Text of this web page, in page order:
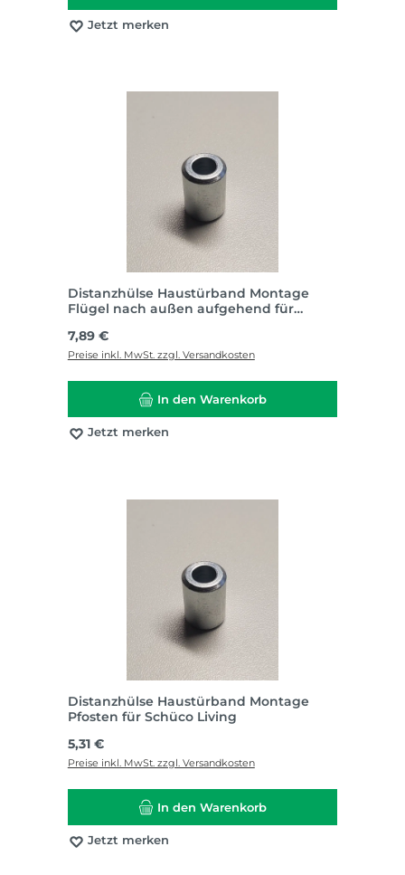
Jetzt merken
Distanzhülse Haustürband Montage
Flügel nach außen aufgehend für
Regulärer Preis:
7,89 €
Preise inkl. MwSt. zzgl. Versandkosten
In den Warenkorb
Jetzt merken
Distanzhülse Haustürband Montage
Pfosten für Schüco Living
Regulärer Preis:
5,31 €
Preise inkl. MwSt. zzgl. Versandkosten
In den Warenkorb
Jetzt merken